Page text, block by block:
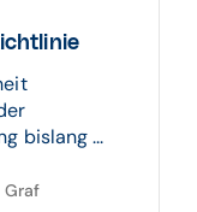
bislang ...
Graf